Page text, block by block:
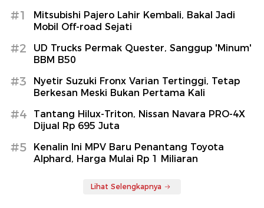
#1
Mitsubishi Pajero Lahir Kembali, Bakal Jadi
Mobil Off-road Sejati
#2
UD Trucks Permak Quester, Sanggup 'Minum'
BBM B50
#3
Nyetir Suzuki Fronx Varian Tertinggi, Tetap
Berkesan Meski Bukan Pertama Kali
#4
Tantang Hilux-Triton, Nissan Navara PRO-4X
Dijual Rp 695 Juta
#5
Kenalin Ini MPV Baru Penantang Toyota
Alphard, Harga Mulai Rp 1 Miliaran
Lihat Selengkapnya